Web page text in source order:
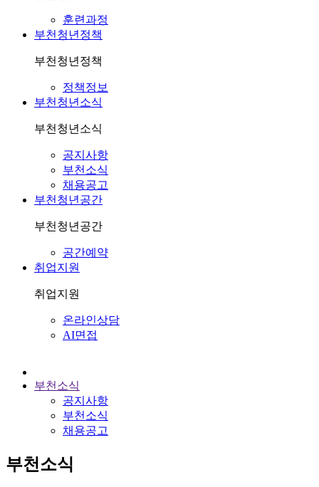
훈련과정
부천청년정책
부천청년정책
정책정보
부천청년소식
부천청년소식
공지사항
부천소식
채용공고
부천청년공간
부천청년공간
공간예약
취업지원
취업지원
온라인상담
AI면접
부천소식
공지사항
부천소식
채용공고
부천소식